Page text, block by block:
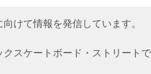
けて情報を発信しています。
スケートボード・ストリートで